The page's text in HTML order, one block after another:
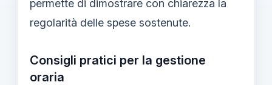
permette di dimostrare con chiarezza la
regolarità delle spese sostenute.
Consigli pratici per la gestione
oraria